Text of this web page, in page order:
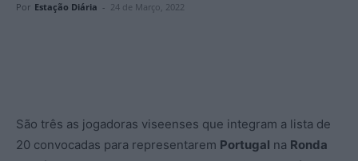
Por Estação Diária - 24 de Março, 2022
São três as jogadoras viseenses que integram a lista de
20 convocadas para representarem Portugal na Ronda